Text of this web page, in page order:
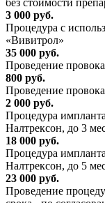
без стоимости
3 000 руб.
Процедура с
«Вивитрол»
35 000 руб.
Проведение
800 руб.
Проведение
2 000 руб.
Процедура
Налтрексон, до 3
18 000 руб.
Процедура
Налтрексон, до 5
23 000 руб.
Проведение